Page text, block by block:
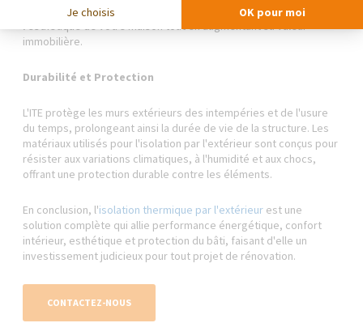
des panneaux composites, l'ITE permet de moderniser
l'esthétique de votre maison tout en augmentant sa valeur
immobilière.
Durabilité et Protection
L'ITE protège les murs extérieurs des intempéries et de l'usure
du temps, prolongeant ainsi la durée de vie de la structure. Les
matériaux utilisés pour l'isolation par l'extérieur sont conçus pour
résister aux variations climatiques, à l'humidité et aux chocs,
offrant une protection durable contre les éléments.
En conclusion, l'isolation thermique par l'extérieur est une
solution complète qui allie performance énergétique, confort
intérieur, esthétique et protection du bâti, faisant d'elle un
investissement judicieux pour tout projet de rénovation.
CONTACTEZ-NOUS
Je choisis OK pour moi